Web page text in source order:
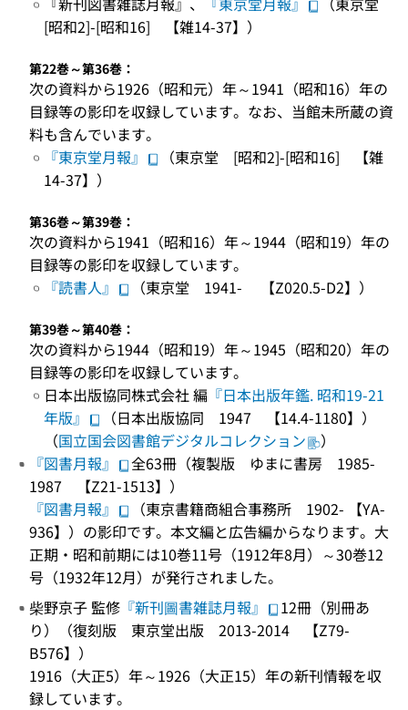
[昭和2]-[昭和16] 【雑14-37】）
第22巻～第36巻：
次の資料から1926（昭和元）年～1941（昭和16）年の
目録等の影印を収録しています。なお、当館未所蔵の資
料も含んでいます。
『東京堂月報』
（東京堂 [昭和2]-[昭和16] 【雑
14-37】）
第36巻～第39巻：
次の資料から1941（昭和16）年～1944（昭和19）年の
目録等の影印を収録しています。
『読書人』
（東京堂 1941- 【Z020.5-D2】）
第39巻～第40巻：
次の資料から1944（昭和19）年～1945（昭和20）年の
目録等の影印を収録しています。
日本出版協同株式会社 編 『日本出版年鑑. 昭和19-21
年版』
（日本出版協同 1947 【14.4-1180】）
（国立国会図書館デジタルコレクション
）
『図書月報』
全63冊（複製版 ゆまに書房 1985-
1987 【Z21-1513】）
『図書月報』
（東京書籍商組合事務所 1902- 【YA-
936】）の影印です。本文編と広告編からなります。大
正期・昭和前期には10巻11号（1912年8月）～30巻12
号（1932年12月）が発行されました。
柴野京子 監修 『新刊圖書雑誌月報』
12冊（別冊あ
り）（復刻版 東京堂出版 2013-2014 【Z79-
B576】）
1916（大正5）年～1926（大正15）年の新刊情報を収
録しています。